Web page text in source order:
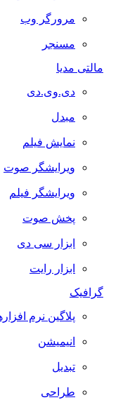
مرورگر وب
مسنجر
مالتی مدیا
دی.وی.دی
مبدل
نمایش فیلم
ویرایشگر صوت
ویرایشگر فیلم
پخش صوت
ابزار سی دی
ابزار رایت
گرافیک
پلاگین نرم افزارها
انیمیشن
تبدیل
طراحی